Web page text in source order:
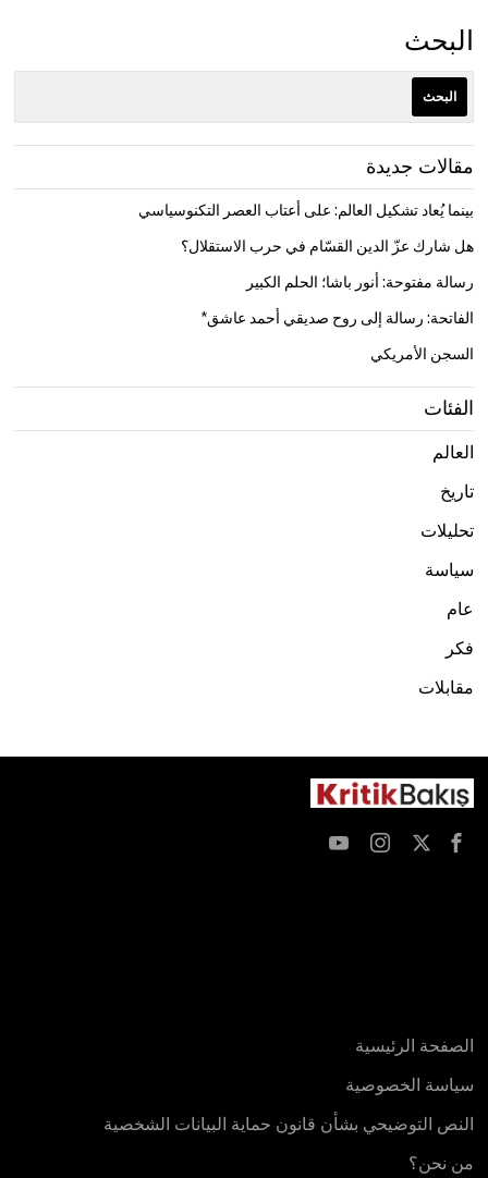
البحث
البحث
مقالات جديدة
بينما يُعاد تشكيل العالم: على أعتاب العصر التكنوسياسي
هل شارك عزّ الدين القسّام في حرب الاستقلال؟
رسالة مفتوحة: أنور باشا؛ الحلم الكبير
الفاتحة: رسالة إلى روح صديقي أحمد عاشق*
السجن الأمريكي
الفئات
العالم
تاريخ
تحليلات
سياسة
عام
فكر
مقابلات
الصفحة الرئيسية
سياسة الخصوصية
النص التوضيحي بشأن قانون حماية البيانات الشخصية
من نحن؟